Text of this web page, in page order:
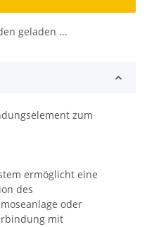
geladen ...
zum
ermöglicht eine
des
oder
mit